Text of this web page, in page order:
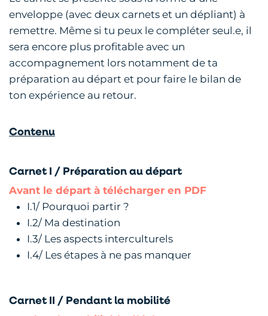
enveloppe (avec deux carnets et un dépliant) à
remettre. Même si tu peux le compléter seul.e, il
sera encore plus profitable avec un
accompagnement lors notamment de ta
préparation au départ et pour faire le bilan de
ton expérience au retour.
Contenu
Carnet I / Préparation au départ
Avant le départ à télécharger en PDF
I.1/ Pourquoi partir ?
I.2/ Ma destination
I.3/ Les aspects interculturels
I.4/ Les étapes à ne pas manquer
Carnet II / Pendant la mobilité